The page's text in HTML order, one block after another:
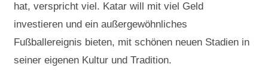
hat, verspricht viel. Katar will mit viel Geld
investieren und ein außergewöhnliches
Fußballereignis bieten, mit schönen neuen Stadien in
seiner eigenen Kultur und Tradition.